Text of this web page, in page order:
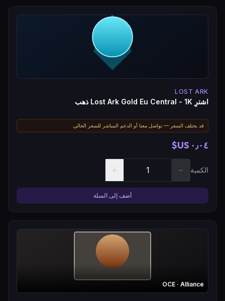
LOST ARK
اشترِ Lost Ark Gold Eu Central - 1K ذهب
قد يختلف السعر — تواصل معنا أو الدعم المباشر للسعر الحالي.
٠٫٠٤ US$
الكمية −
+
أضف إلى السلة
OCE · Alliance